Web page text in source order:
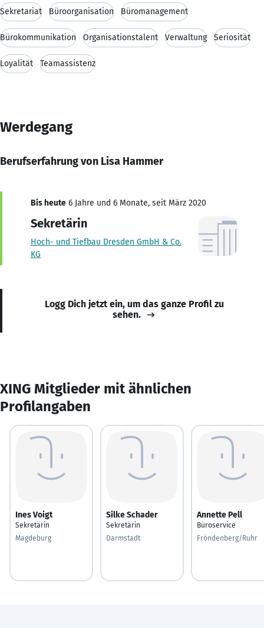
Sekretariat Büroorganisation Büromanagement
Bürokommunikation Organisationstalent Verwaltung Seriosität
Loyalität Teamassistenz
Werdegang
Berufserfahrung von Lisa Hammer
Bis heute 6 Jahre und 6 Monate, seit März 2020
Sekretärin
Hoch- und Tiefbau Dresden GmbH & Co.
KG
Logg Dich jetzt ein, um das ganze Profil zu
sehen.
XING Mitglieder mit ähnlichen
Profilangaben
Ines Voigt
Sekretärin
Magdeburg
Silke Schader
Sekretärin
Darmstadt
Annette Pell
Büroservice
Fröndenberg/Ruhr